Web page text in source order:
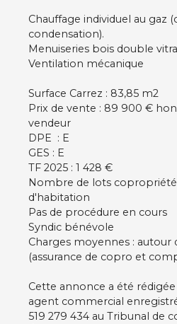
Chauffage individuel au gaz
condensation).
Menuiseries bois double
Ventilation mécanique
Surface Carrez : 83,85 m2
Prix de vente : 89 900 €
vendeur
DPE : E
GES : E
TF 2025 : 1 428 €
Nombre de lots
d'habitation
Pas de procédure en cours
Syndic bénévole
Charges moyennes : autour
(assurance de copro et
Cette annonce a été
agent commercial
519 279 434 au Tribunal de